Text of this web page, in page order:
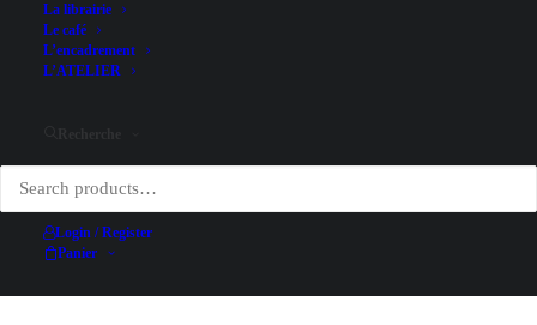
La librairie
Le café
L’encadrement
L’ATELIER
Login / Register
Panier